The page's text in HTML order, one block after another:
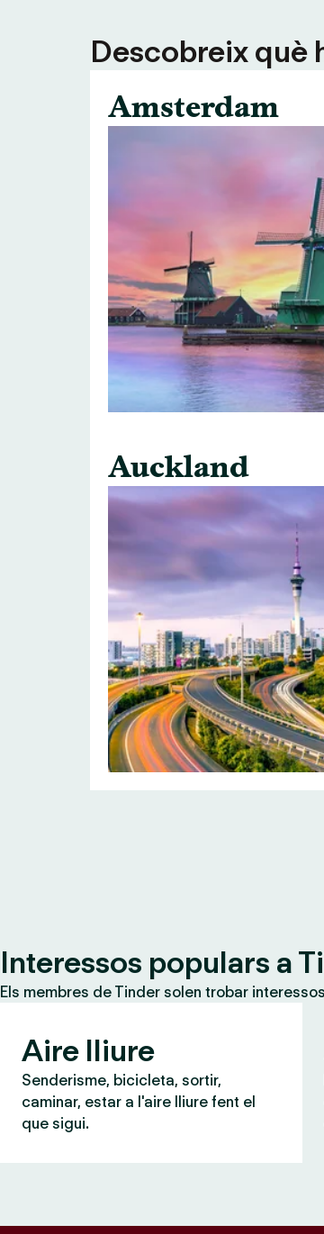
Descobreix què
Amsterdam
Auckland
Interessos populars a
Els membres de Tinder solen trobar
Aire lliure
Senderisme, bicicleta, sortir,
caminar, estar a l'aire lliure fent el
que sigui.